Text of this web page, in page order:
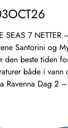
SEAS 7
Santorini og
den beste tiden
både i vann
Ravenna Dag 2